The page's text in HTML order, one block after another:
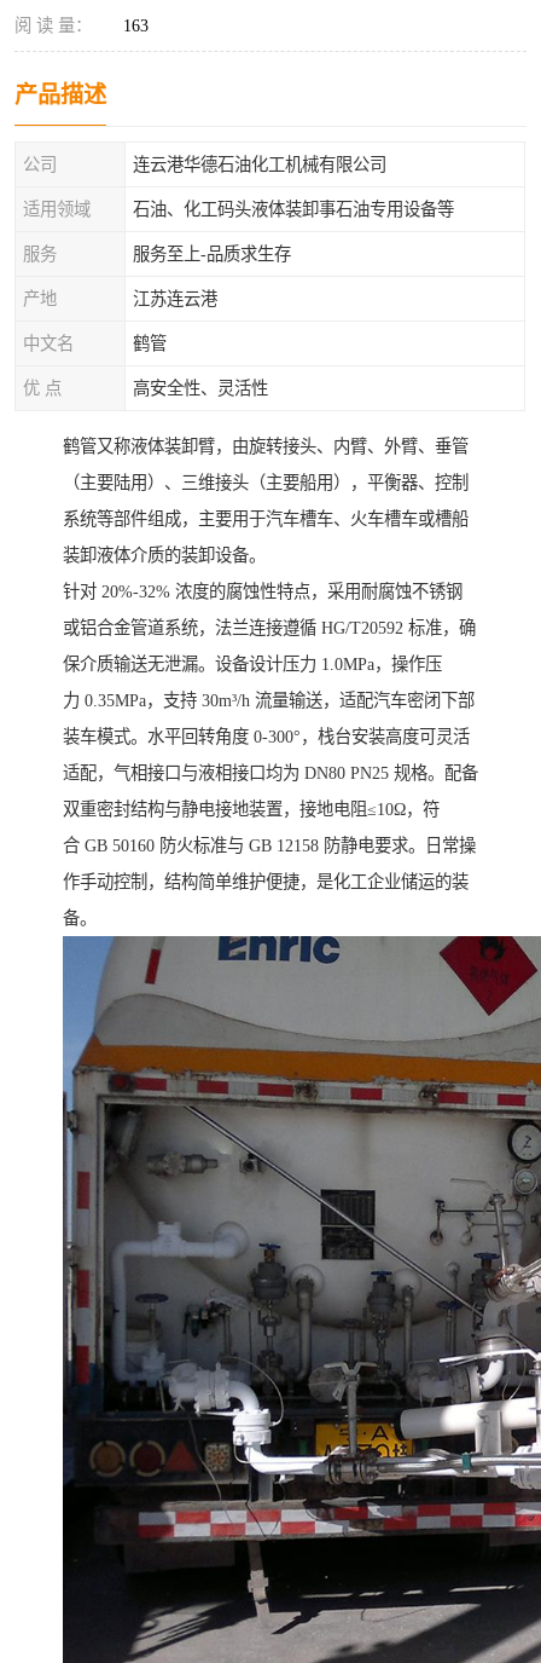
阅 读 量： 163
产品描述
公司 连云港华德石油化工机械有限公司
适用领域 石油、化工码头液体装卸事石油专用设备等
服务 服务至上-品质求生存
产地 江苏连云港
中文名 鹤管
优 点 高安全性、灵活性
鹤管又称液体装卸臂，由旋转接头、内臂、外臂、垂管
（主要陆用）、三维接头（主要船用），平衡器、控制
系统等部件组成，主要用于汽车槽车、火车槽车或槽船
装卸液体介质的装卸设备。
针对 20%-32% 浓度的腐蚀性特点，采用耐腐蚀不锈钢
或铝合金管道系统，法兰连接遵循 HG/T20592 标准，确
保介质输送无泄漏。设备设计压力 1.0MPa，操作压
力 0.35MPa，支持 30m³/h 流量输送，适配汽车密闭下部
装车模式。水平回转角度 0-300°，栈台安装高度可灵活
适配，气相接口与液相接口均为 DN80 PN25 规格。配备
双重密封结构与静电接地装置，接地电阻≤10Ω，符
合 GB 50160 防火标准与 GB 12158 防静电要求。日常操
作手动控制，结构简单维护便捷，是化工企业储运的装
备。